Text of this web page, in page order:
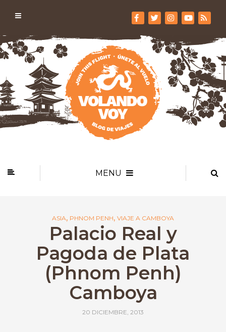
MENU
ASIA, PHNOM PENH, VIAJE A CAMBOYA
Palacio Real y
Pagoda de Plata
(Phnom Penh)
Camboya
20 DICIEMBRE, 2013